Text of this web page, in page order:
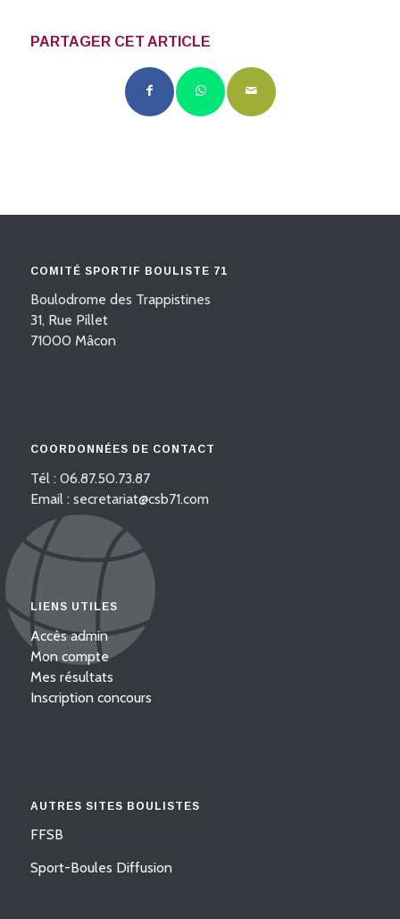
PARTAGER CET ARTICLE
COMITÉ SPORTIF BOULISTE 71
Boulodrome des Trappistines
31, Rue Pillet
71000 Mâcon
COORDONNÉES DE CONTACT
Tél : 06.87.50.73.87
Email : secretariat@csb71.com
LIENS UTILES
Accès admin
Mon compte
Mes résultats
Inscription concours
AUTRES SITES BOULISTES
FFSB
Sport-Boules Diffusion